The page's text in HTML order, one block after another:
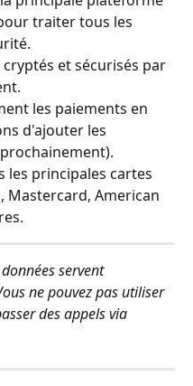
traiter tous les
et sécurisés par
les paiements en
d'ajouter les
les principales cartes
Mastercard, American
servent
ne pouvez pas utiliser
des appels via